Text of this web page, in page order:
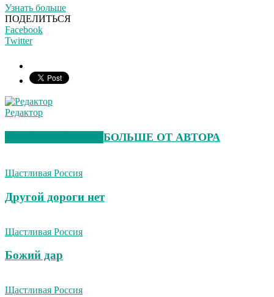
Узнать больше
ПОДЕЛИТЬСЯ
Facebook
Twitter
Редактор
БОЛЬШЕ ОТ АВТОРА
Щастливая Россия
Другой дороги нет
Щастливая Россия
Божий дар
Щастливая Россия